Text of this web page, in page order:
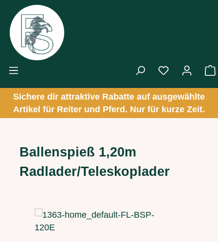
Zum Hauptinhalt springen
Sichere dir attraktive Rabatte auf ausgewählte
Artikel für Reiter und Pferd. Nur für kurze Zeit.
Ballenspieß 1,20m
Radlader/Teleskoplader
Bildergalerie überspringen